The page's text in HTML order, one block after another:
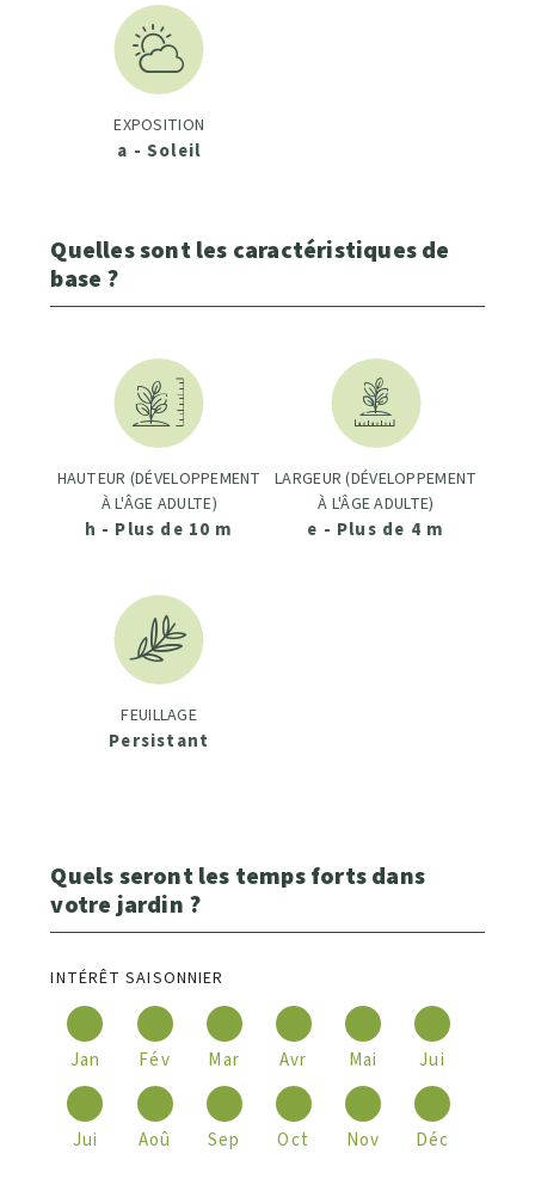
EXPOSITION
a - Soleil
Quelles sont les caractéristiques de
base ?
HAUTEUR (DÉVELOPPEMENT
À L'ÂGE ADULTE)
h - Plus de 10 m
LARGEUR (DÉVELOPPEMENT
À L'ÂGE ADULTE)
e - Plus de 4 m
FEUILLAGE
Persistant
Quels seront les temps forts dans
votre jardin ?
INTÉRÊT SAISONNIER
Jan Fév Mar Avr Mai Jui
Jui Aoû Sep Oct Nov Déc